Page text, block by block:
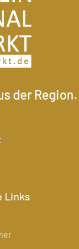
der Region.
Links